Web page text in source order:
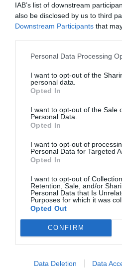
IAB’s list of downstream
also be disclosed by us to third
Downstream Participants that
Personal Data Processing
I want to opt-out of the
personal data.
Opted In
I want to opt-out of the Sale
Personal Data.
Opted In
I want to opt-out of
Personal Data for Targeted
Opted In
I want to opt-out of
Retention, Sale, and/or
Personal Data that Is
Purposes for which it was
Opted Out
CONFIRM
Data Deletion Data
Γίνε